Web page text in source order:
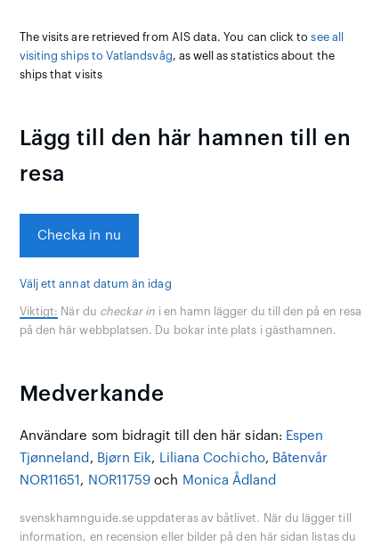
The visits are retrieved from AIS data. You can click tosee all
visiting ships to Vatlandsvåg, as well as statistics about the
ships that visits
Lägg till den här hamnen till en
resa
Checka in nu
Välj ett annat datum än idag
Viktigt: När du checkar in i en hamn lägger du till den på en resa
på den här webbplatsen. Du bokar inte plats i gästhamnen.
Medverkande
Användare som bidragit till den här sidan: Espen
Tjønneland , Bjørn Eik, Liliana Cochicho, Båtenvår
NOR11651 , NOR11759 och Monica Ådland
svenskhamnguide.se uppdateras av båtlivet. När du lägger till
information, en recension eller bilder på den här sidan listas du